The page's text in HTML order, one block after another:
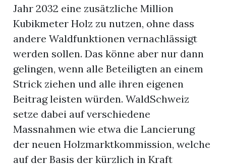
Jahr 2032 eine zusätzliche Million
Kubikmeter Holz zu nutzen, ohne dass
andere Waldfunktionen vernachlässigt
werden sollen. Das könne aber nur dann
gelingen, wenn alle Beteiligten an einem
Strick ziehen und alle ihren eigenen
Beitrag leisten würden. WaldSchweiz
setze dabei auf verschiedene
Massnahmen wie etwa die Lancierung
der neuen Holzmarktkommission, welche
auf der Basis der kürzlich in Kraft